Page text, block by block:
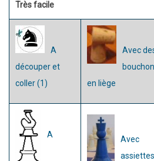
visuel
Très facile
A
découper et
coller (1)
Avec
en liège
A
Avec